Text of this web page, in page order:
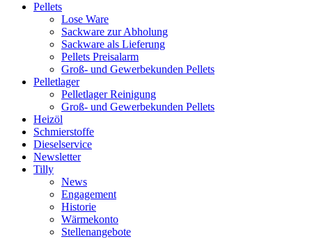
Pellets
Lose Ware
Sackware zur Abholung
Sackware als Lieferung
Pellets Preisalarm
Groß- und Gewerbekunden Pellets
Pelletlager
Pelletlager Reinigung
Groß- und Gewerbekunden Pellets
Heizöl
Schmierstoffe
Dieselservice
Newsletter
Tilly
News
Engagement
Historie
Wärmekonto
Stellenangebote